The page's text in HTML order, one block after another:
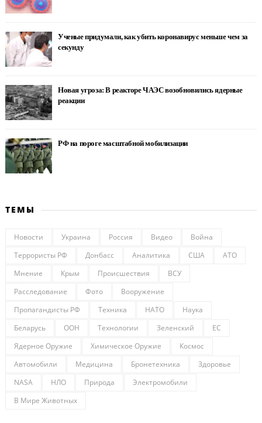
Ученые придумали, как убить коронавирус меньше чем за
секунду
Новая угроза: В реакторе ЧАЭС возобновились ядерные
реакции
РФ на пороге масштабной мобилизации
ТЕМЫ
Новости Украина Россия Видео
Война
Террористы РФ
Донбасс Аналитика США
АТО
Мнение
Крым Происшествия
ВСУ
Расследование
Фото
Вооружение
Пропагандисты РФ
Техника НАТО
Наука
Беларусь
ООН Технологии Зеленский
ЕС
Ядерное Оружие
Химическое Оружие
Космос
Автомобили
Медицина Бронетехника
Здоровье
NASA
НЛО Природа
Электромобили
В Мире Животных